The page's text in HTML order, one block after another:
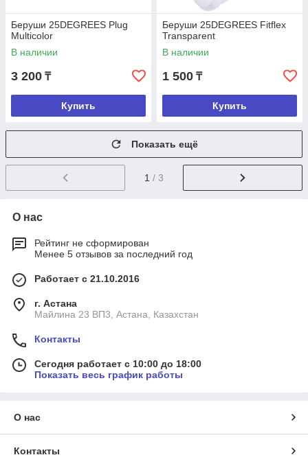
Беруши 25DEGREES Plug
Multicolor
В наличии
3 200 ₸
Купить
Беруши 25DEGREES Fitflex
Transparent
В наличии
1 500 ₸
Купить
Показать ещё
1 / 3
О нас
Рейтинг не сформирован
Менее 5 отзывов за последний год
Работает с 21.10.2016
г. Астана
Майлина 23 ВП3, Астана, Казахстан
Контакты
Сегодня работает с 10:00 до 18:00
Показать весь график работы
О нас
Контакты